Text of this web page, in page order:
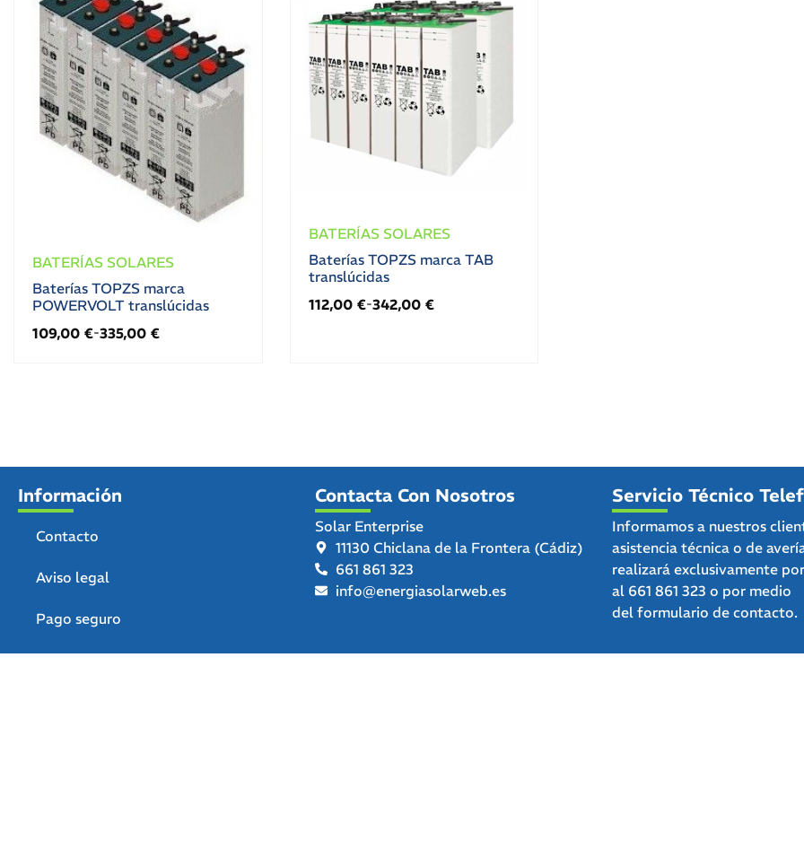
BATERÍAS SOLARES
Baterías TOPZS marca
POWERVOLT translúcidas
109,00 €-335,00 €
BATERÍAS SOLARES
Baterías TOPZS marca TAB
translúcidas
112,00 €-342,00 €
Información
Contacto
Aviso legal
Pago seguro
Términos y condiciones de uso
Contacta Con Nosotros
Solar Enterprise
11130 Chiclana de la Frontera (Cádiz)
661 861 323
info@energiasolarweb.es
Servicio Técnico
Informamos a nuestros
asistencia técnica o de
realizará exclusivamente
al 661 861 323 o por medio
del formulario de contacto.